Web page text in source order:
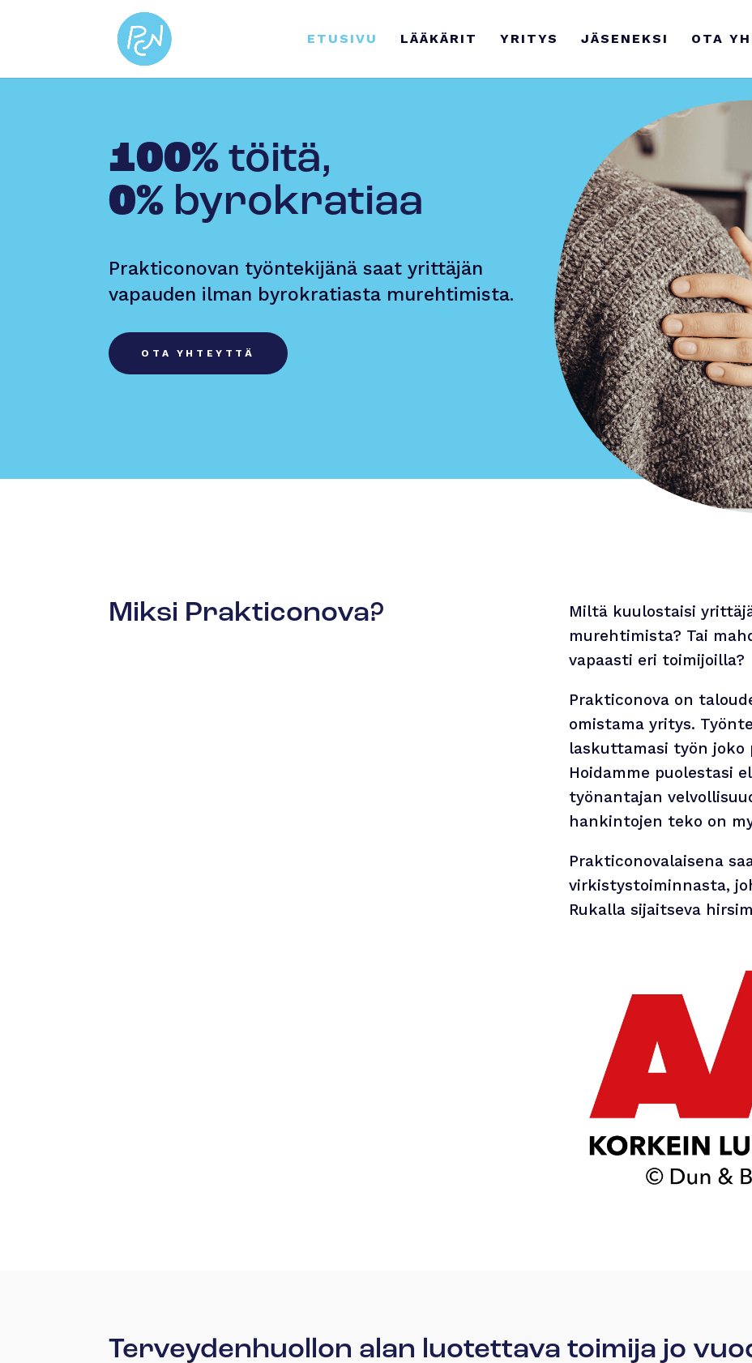
ETUSIVU LÄÄKÄRIT YRITYS JÄSENEKSI OTA
100% töitä,
0% byro­kratiaa
Prakticonovan työntekijänä saat yrittäjän
vapauden ilman byrokratiasta murehtimista.
OTA YHTEYTTÄ
Miksi Prakticonova?
Miltä kuulostaisi
murehtimista? Tai
vapaasti eri toimijoilla?
Prakticonova on
omistama yritys.
laskuttamasi työn
Hoidamme puolestasi
työnantajan
hankintojen teko on
Prakticonovalaisena
virkistystoiminnasta,
Rukalla sijaitseva
Terveydenhuollon alan luotettava toimija jo